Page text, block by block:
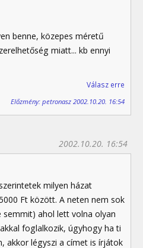
benne, közepes méretű
miatt... kb ennyi
Válasz erre
Előzmény: petronasz 2002.10.20. 16:54
2002.10.20. 16:54
milyen házat
Ft között. A neten nem sok
ahol lett volna olyan
foglalkozik, úgyhogy ha ti
akkor légyszi a címet is írjátok